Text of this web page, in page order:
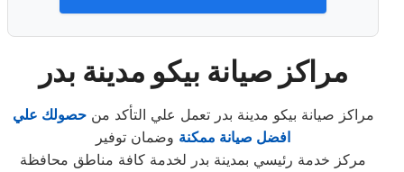
مراكز صيانة بيكو مدينة بدر
مراكز صيانة بيكو مدينة بدر تعمل علي التأكد منحصولك علي
افضل صيانة ممكنة وضمان توفير
مركز خدمة رئيسي بمدينة بدر لخدمة كافة مناطق محافظة